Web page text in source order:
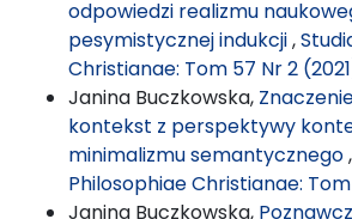
odpowiedzi realizmu
pesymistycznej indukcji,
Christianae: Tom 57 Nr 2
Janina Buczkowska,
kontekst z perspektywy
minimalizmu semantycznego,
Philosophiae Christianae:
Janina Buczkowska,